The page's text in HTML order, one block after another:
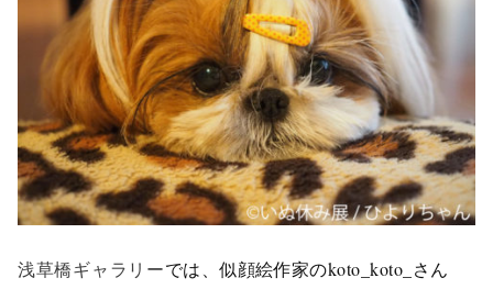
浅草橋ギャラリーでは、似顔絵作家のkoto_koto_さん